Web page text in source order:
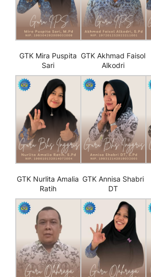
GTK Mira Puspita
Sari
GTK Akhmad Faisol
Alkodri
GTK Nurlita Amalia
Ratih
GTK Annisa Shabri
DT